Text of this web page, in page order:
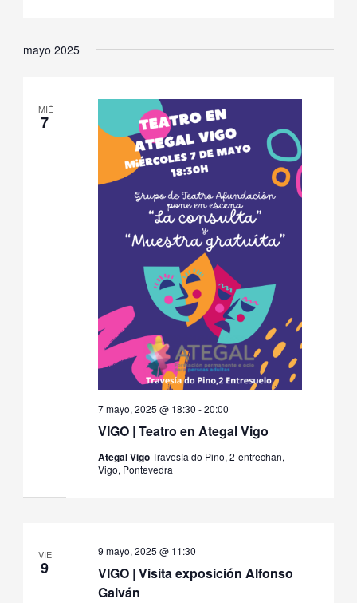
mayo 2025
MIÉ
7
VIGO | Teatro en Ategal Vigo
7 mayo, 2025 @ 18:30 -20:00
Ategal VigoTravesía do Pino, 2-entrechan,
Vigo, Pontevedra
VIE
9
VIGO | Visita exposición Alfonso
Galván
9 mayo, 2025 @ 11:30